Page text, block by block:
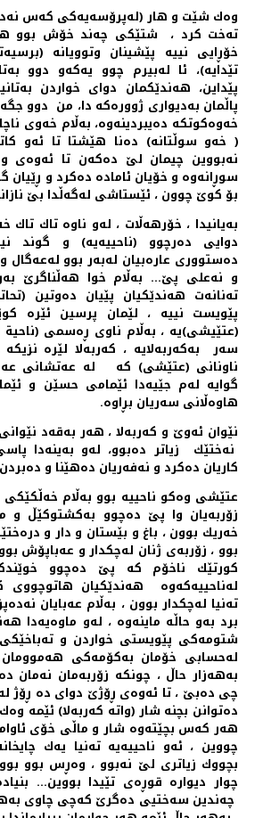
وه‌ك شێت و هار (له‌پرۆسه‌یه‌كی كه‌س
ته‌خت كرد ، شتێكی چه‌ند خۆش بوو
خۆڕایی نییه‌ پێشینان وتوویانه‌
تێدایه‌)، ئا له‌بیرم چوو یه‌كه‌و دوو
پێداین، هه‌ندێكمان دوای خواردن
پاڵمان به‌دیواری ژووره‌كه‌ دا، من دوو
خه‌وه‌كوتكه‌ ده‌یبردینه‌وه‌، به‌ڵام خه‌وی
( خه‌و سوڵتانه‌) ده‌نا هێشتا تا ئه‌و
نه‌بووین چیمان لێ ده‌كه‌ن تا ئه‌وه‌ی
‌سوڕانه‌وه‌ و خۆیان ئاماده‌ ده‌كرد و ڕێیان
بۆ كوێ چوون ، ئێستاشی له‌گه‌ڵدا بێ
به‌یانیدا ، خۆرهه‌ڵات ، له‌و ناوه‌ تاك
دوایی ده‌رچوو (ناحییه‌یه‌) و گوند
ده‌ستووری عاره‌بیان له‌به‌ر بوو
و نه‌علی پێ... به‌ڵام خوا هه‌ڵناگرێ
ته‌نانه‌ت هه‌ندێكیان پێیان ده‌وتین
پێویست نییه ‌، لێمان پرسین ئێره‌
(عتێیشی)یه ‌، به‌ڵام ناوی ڕه‌سمی (ناحیة‌
سه‌ر به‌كه‌ربه‌لایه ‌، كه‌ربه‌لا لێره‌
ناونانی (عتێشی) كه‌ ‌ له‌ عه‌تشانی
گوایه‌ له‌م جێیه‌دا ئێمامی حسێن و
هاوه‌ڵانی سه‌ریان بڕاوه‌.
نێوان ئه‌وێ و كه‌ربه‌لا ، هه‌ر به‌قه‌د
نه‌ختێك زیاتر ده‌بوو، له‌و به‌ینه‌دا
كاریان ده‌كرد و نه‌فه‌ریان ده‌هێنا و
عتێشی وه‌كو ناحییه‌ بوو به‌ڵام
زۆربه‌یان وا پێ ده‌چوو به‌كشتوكێڵ و
خه‌ریك بوون ، باغ و بێستان و دار و
بوو ، زۆربه‌ی ژنان له‌چكدار و عه‌باپۆش
كورتێك ناخۆم كه‌ پێ ده‌چوو
له‌ناحییه‌كه‌وه‌ هه‌ندێكیان هاتوچووی
ته‌نیا له‌چكدار بوون ، به‌ڵام عه‌بایان
برد به‌و حاڵه‌ ماینه‌وه‌ ، له‌و ماوه‌یه‌دا
شتومه‌كی پێویستی خواردن و
له‌حسابی خۆمان به‌كۆمه‌كی
به‌هه‌زار حاڵ ، چونكه‌ زۆربه‌مان نه‌مان
چی ده‌بێ ، تا ئه‌وه‌ی ڕۆژێ دوای ده‌ ڕۆژ
ده‌توانن بچنه‌ شار (واته‌ كه‌ربه‌لا) ئێمه‌
هه‌ر كه‌س بچێته‌وه‌ شار و ماڵی خۆی
چووین ، ئه‌و ناحییه‌یه‌ ته‌نیا یه‌ك
بچووك زیاتری لێ نه‌بوو ، وه‌ڕس بوو
چوار دیواره‌ قوڕه‌ی تێیدا بووین...
چه‌ندین سه‌ختیی ده‌گرێ كه‌چی چاوی